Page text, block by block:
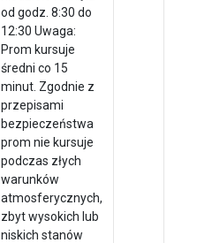
od godz. 8:30 do
12:30 Uwaga:
Prom kursuje
średni co 15
minut. Zgodnie z
przepisami
bezpieczeństwa
prom nie kursuje
podczas złych
warunków
atmosferycznych,
zbyt wysokich lub
niskich stanów